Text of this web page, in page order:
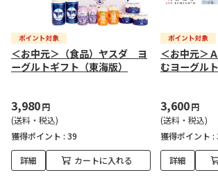
＜お中元＞（食品）ヤスダ ヨ
ーグルトギフト（東海版）
3,980円
(送料・税込)
獲得ポイント : 39
詳細 カートに入れる
＜お中元＞
むヨーグルト
3,600円
(送料・税込)
獲得ポイント :
詳細